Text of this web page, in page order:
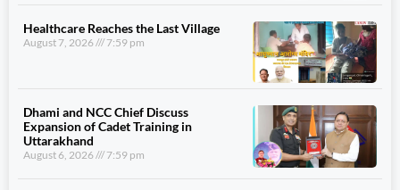
Healthcare Reaches the Last Village
August 7, 2026 7:59 pm
Dhami and NCC Chief Discuss
Expansion of Cadet Training in
Uttarakhand
August 6, 2026 7:59 pm